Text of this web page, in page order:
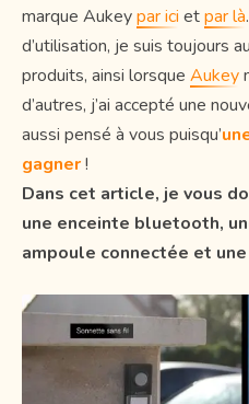
marque Aukeypar ici etpar là
d’utilisation, je suis toujours
produits, ainsi lorsque Aukey
d’autres, j’ai accepté une
aussi pensé à vous puisqu’
gagner!
Dans cet article, je vous
une enceinte bluetooth,
ampoule connectée et